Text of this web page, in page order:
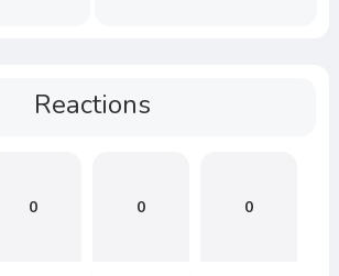
Reactions
0 0 0